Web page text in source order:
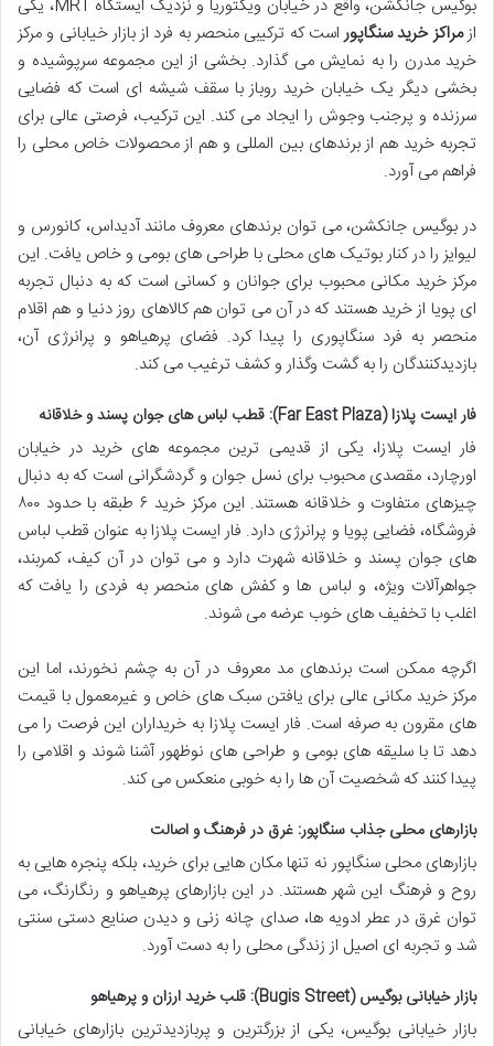
بوگیس جانکشن، واقع در خیابان ویکتوریا و نزدیک ایستگاه MRT، یکی
ازمراکز خرید سنگاپوراست که ترکیبی منحصر به فرد از بازار خیابانی و مرکز
خرید مدرن را به نمایش می گذارد. بخشی از این مجموعه سرپوشیده و
بخشی دیگر یک خیابان خرید روباز با سقف شیشه ای است که فضایی
سرزنده و پرجنب وجوش را ایجاد می کند. این ترکیب، فرصتی عالی برای
تجربه خرید هم از برندهای بین المللی و هم از محصولات خاص محلی را
فراهم می آورد.
در بوگیس جانکشن، می توان برندهای معروف مانند آدیداس، کانورس و
لیوایز را در کنار بوتیک های محلی با طراحی های بومی و خاص یافت. این
مرکز خرید مکانی محبوب برای جوانان و کسانی است که به دنبال تجربه
ای پویا از خرید هستند که در آن می توان هم کالاهای روز دنیا و هم اقلام
منحصر به فرد سنگاپوری را پیدا کرد. فضای پرهیاهو و پرانرژی آن،
بازدیدکنندگان را به گشت وگذار و کشف ترغیب می کند.
فار ایست پلازا (Far East Plaza): قطب لباس های جوان پسند و خلاقانه
فار ایست پلازا، یکی از قدیمی ترین مجموعه های خرید در خیابان
اورچارد، مقصدی محبوب برای نسل جوان و گردشگرانی است که به دنبال
چیزهای متفاوت و خلاقانه هستند. این مرکز خرید ۶ طبقه با حدود ۸۰۰
فروشگاه، فضایی پویا و پرانرژی دارد. فار ایست پلازا به عنوان قطب لباس
های جوان پسند و خلاقانه شهرت دارد و می توان در آن کیف، کمربند،
جواهرآلات ویژه، و لباس ها و کفش های منحصر به فردی را یافت که
اغلب با تخفیف های خوب عرضه می شوند.
اگرچه ممکن است برندهای مد معروف در آن به چشم نخورند، اما این
مرکز خرید مکانی عالی برای یافتن سبک های خاص و غیرمعمول با قیمت
های مقرون به صرفه است. فار ایست پلازا به خریداران این فرصت را می
دهد تا با سلیقه های بومی و طراحی های نوظهور آشنا شوند و اقلامی را
پیدا کنند که شخصیت آن ها را به خوبی منعکس می کند.
بازارهای محلی جذاب سنگاپور: غرق در فرهنگ و اصالت
بازارهای محلی سنگاپور نه تنها مکان هایی برای خرید، بلکه پنجره هایی به
روح و فرهنگ این شهر هستند. در این بازارهای پرهیاهو و رنگارنگ، می
توان غرق در عطر ادویه ها، صدای چانه زنی و دیدن صنایع دستی سنتی
شد و تجربه ای اصیل از زندگی محلی را به دست آورد.
بازار خیابانی بوگیس (Bugis Street): قلب خرید ارزان و پرهیاهو
بازار خیابانی بوگیس، یکی از بزرگترین و پربازدیدترین بازارهای خیابانی